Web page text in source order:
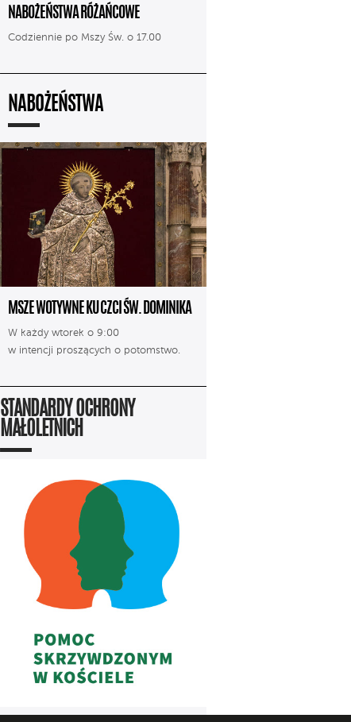
NABOŻEŃSTWA RÓŻAŃCOWE
Codziennie po Mszy Św. o 17.00
NABOŻEŃSTWA
MSZE WOTYWNE KU CZCI ŚW. DOMINIKA
W każdy wtorek o 9:00
w intencji proszących o potomstwo.
STANDARDY OCHRONY
MAŁOLETNICH